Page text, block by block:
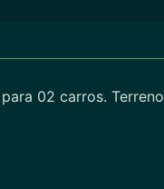
02 carros.